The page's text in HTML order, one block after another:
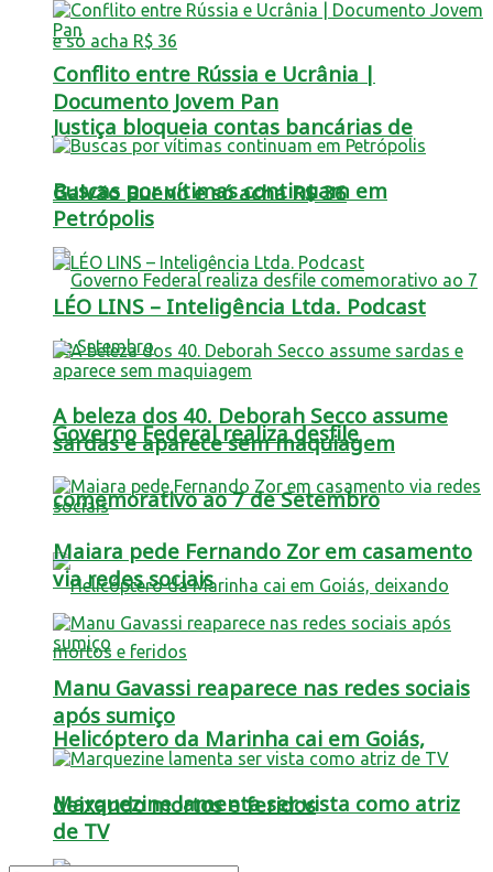
Justiça bloqueia contas bancárias de
Galvão Bueno e só acha R$ 36
Governo Federal realiza desfile
comemorativo ao 7 de Setembro
Helicóptero da Marinha cai em Goiás,
deixando mortos e feridos
Conflito entre Rússia e Ucrânia |
Documento Jovem Pan
Buscas por vítimas continuam em
Petrópolis
LÉO LINS – Inteligência Ltda. Podcast
A beleza dos 40. Deborah Secco assume
sardas e aparece sem maquiagem
Maiara pede Fernando Zor em casamento
via redes sociais
Manu Gavassi reaparece nas redes sociais
após sumiço
Marquezine lamenta ser vista como atriz
de TV